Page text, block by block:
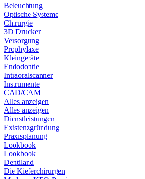
Beleuchtung
Optische Systeme
Chirurgie
3D Drucker
Versorgung
Prophylaxe
Kleingeräte
Endodontie
Intraoralscanner
Instrumente
CAD/CAM
Alles anzeigen
Alles anzeigen
Dienstleistungen
Existenzgründung
Praxisplanung
Lookbook
Lookbook
Dentiland
Die Kieferchirurgen